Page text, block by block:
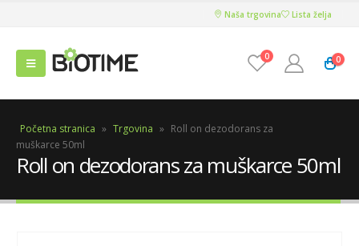
Naša trgovina Lista želja
0 0
Početna stranica » Trgovina » Roll on dezodorans za
muškarce 50ml
Roll on dezodorans za muškarce 50ml